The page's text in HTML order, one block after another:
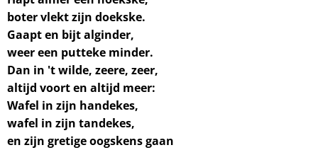
boter vlekt zijn doekske.
Gaapt en bijt alginder,
weer een putteke minder.
Dan in 't wilde, zeere, zeer,
altijd voort en altijd meer:
Wafel in zijn handekes,
wafel in zijn tandekes,
en zijn gretige oogskens gaan